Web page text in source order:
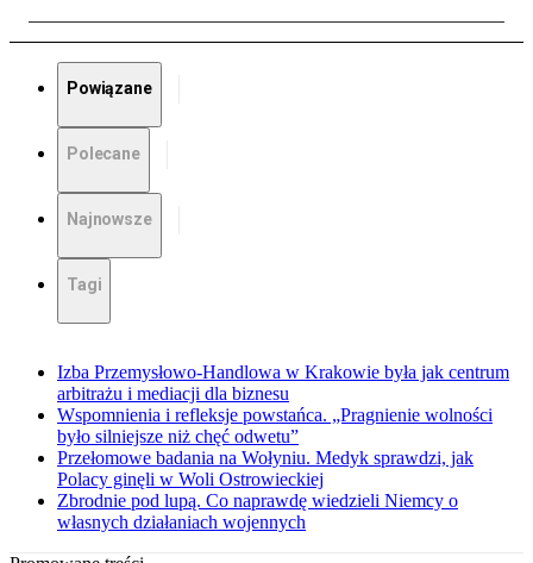
Powiązane
Polecane
Najnowsze
Tagi
Izba Przemysłowo-Handlowa w Krakowie była jak centrum
arbitrażu i mediacji dla biznesu
Wspomnienia i refleksje powstańca. „Pragnienie wolności
było silniejsze niż chęć odwetu”
Przełomowe badania na Wołyniu. Medyk sprawdzi, jak
Polacy ginęli w Woli Ostrowieckiej
Zbrodnie pod lupą. Co naprawdę wiedzieli Niemcy o
własnych działaniach wojennych